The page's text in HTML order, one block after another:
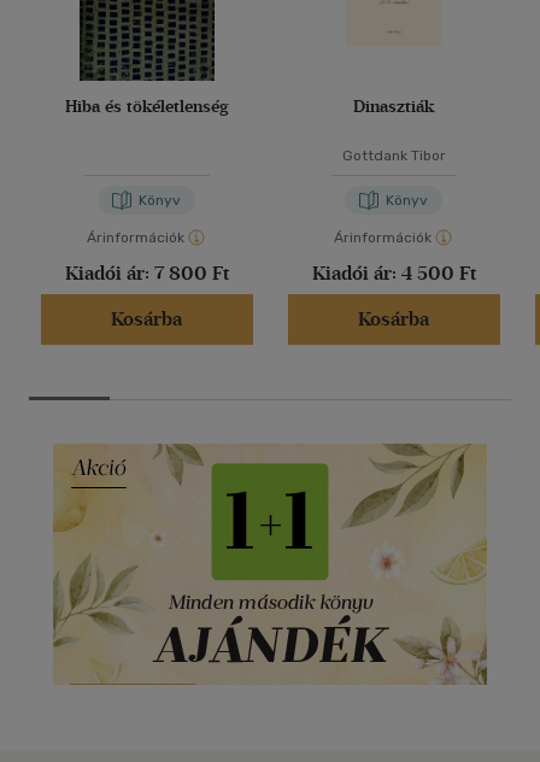
Hiba és tökéletlenség
Könyv
Árinformációk
Kiadói ár: 7 800 Ft
Kosárba
Dinasztiák
Gottdank Tibor
Könyv
Árinformációk
Kiadói ár: 4 500 Ft
Kosárba